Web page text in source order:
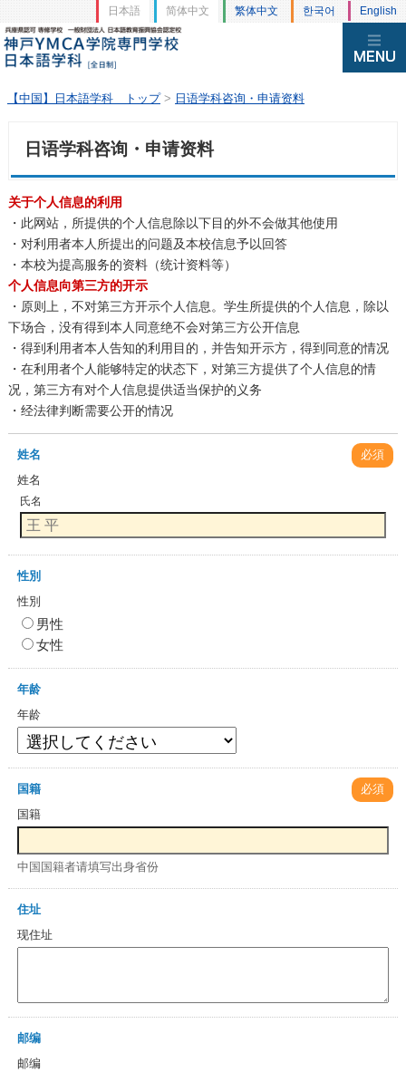
日本語 简体中文 繁体中文 한국어 English
【中国】日本語学科 トップ > 日语学科咨询・申请资料
日语学科咨询・申请资料
关于个人信息的利用
・此网站，所提供的个人信息除以下目的外不会做其他使用
・对利用者本人所提出的问题及本校信息予以回答
・本校为提高服务的资料（统计资料等）
个人信息向第三方的开示
・原则上，不对第三方开示个人信息。学生所提供的个人信息，除以
下场合，没有得到本人同意绝不会对第三方公开信息
・得到利用者本人告知的利用目的，并告知开示方，得到同意的情况
・在利用者个人能够特定的状态下，对第三方提供了个人信息的情
况，第三方有对个人信息提供适当保护的义务
・经法律判断需要公开的情况
姓名
必須
姓名
氏名
性別
性別
男性
女性
年龄
年龄
国籍
必須
国籍
中国国籍者请填写出身省份
住址
现住址
邮编
邮编